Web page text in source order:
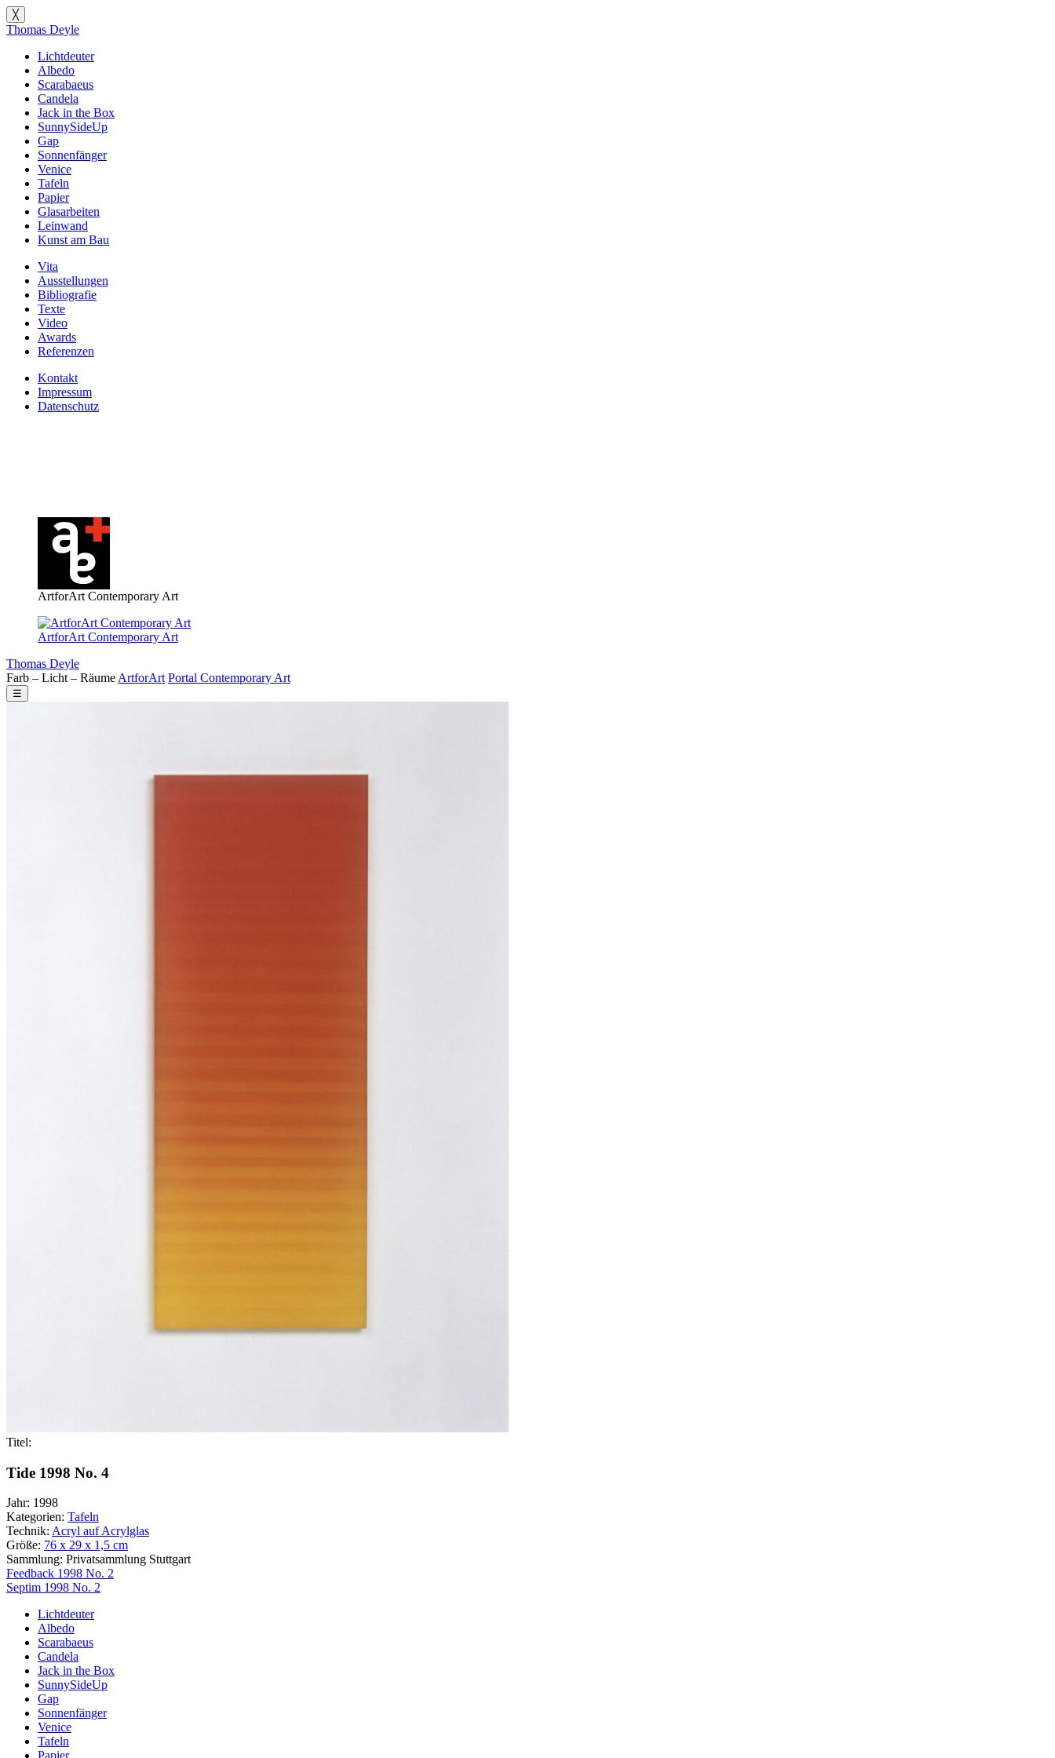
╳
Thomas Deyle
Lichtdeuter
Albedo
Scarabaeus
Candela
Jack in the Box
SunnySideUp
Gap
Sonnenfänger
Venice
Tafeln
Papier
Glasarbeiten
Leinwand
Kunst am Bau
Vita
Ausstellungen
Bibliografie
Texte
Video
Awards
Referenzen
Kontakt
Impressum
Datenschutz
ArtforArt Contemporary Art
ArtforArt Contemporary Art
Thomas Deyle
Farb – Licht – Räume ArtforArt Portal Contemporary Art
☰
Titel:
Tide 1998 No. 4
Jahr: 1998
Kategorien: Tafeln
Technik: Acryl auf Acrylglas
Größe: 76 x 29 x 1,5 cm
Sammlung: Privatsammlung Stuttgart
Beitragsnavigation
Feedback 1998 No. 2
Septim 1998 No. 2
Lichtdeuter
Albedo
Scarabaeus
Candela
Jack in the Box
SunnySideUp
Gap
Sonnenfänger
Venice
Tafeln